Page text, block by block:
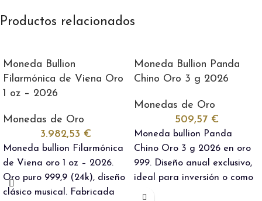
Productos relacionados
Moneda Bullion
Filarmónica de Viena Oro
1 oz – 2026
Monedas de Oro
3.982,53 €
Moneda bullion Filarmónica
de Viena oro 1 oz – 2026.
Oro puro 999,9 (24k), diseño
clásico musical. Fabricada
Moneda Bullion Panda
Chino Oro 3 g 2026
Monedas de Oro
509,57 €
Moneda bullion Panda
Chino Oro 3 g 2026 en oro
999. Diseño anual exclusivo,
ideal para inversión o como
regalo especial. IVA exento.